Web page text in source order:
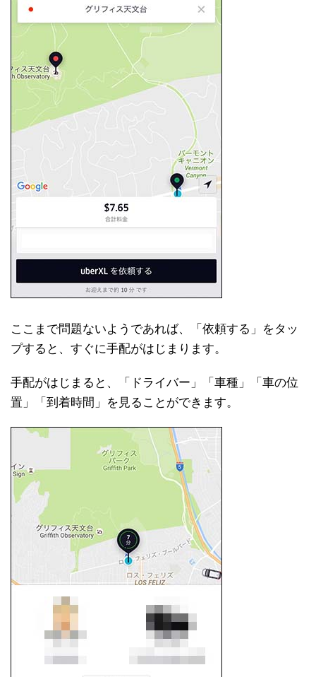
ここまで問題ないようであれば、「依頼する」をタッ
プすると、すぐに手配がはじまります。
手配がはじまると、「ドライバー」「車種」「車の位
置」「到着時間」を見ることができます。